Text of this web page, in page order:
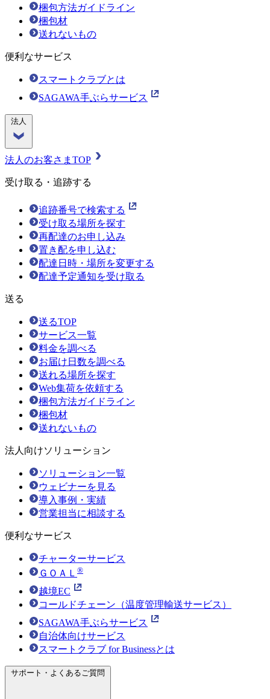
梱包方法ガイドライン
梱包材
送れないもの
便利なサービス
スマートクラブとは
SAGAWA手ぶらサービス
法人
法人のお客さまTOP
受け取る・追跡する
追跡番号で検索する
受け取る場所を探す
再配達のお申し込み
置き配を申し込む
配達日時・場所を変更する
配達予定通知を受け取る
送る
送るTOP
サービス一覧
料金を調べる
お届け日数を調べる
送れる場所を探す
Web集荷を依頼する
梱包方法ガイドライン
梱包材
送れないもの
法人向けソリューション
ソリューション一覧
ウェビナーを見る
導入事例・実績
営業担当に相談する
便利なサービス
チャーターサービス
ＧＯＡＬ ®
越境EC
コールドチェーン（温度管理輸送サービス）
SAGAWA手ぶらサービス
自治体向けサービス
スマートクラブ for Businessとは
サポート・よくあるご質問